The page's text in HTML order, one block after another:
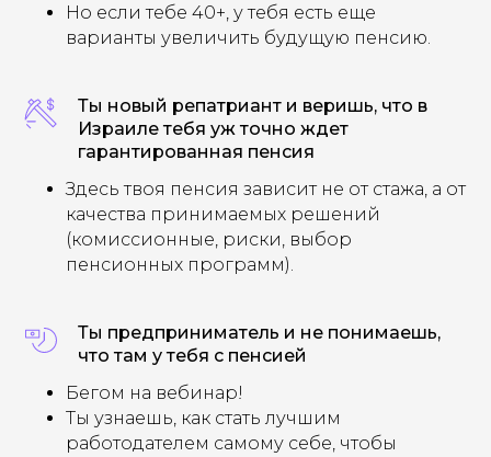
Но если тебе 40+, у тебя есть еще
варианты увеличить будущую пенсию.
Ты новый репатриант и веришь, что в
Израиле тебя уж точно ждет
гарантированная пенсия
Здесь твоя пенсия зависит не от стажа, а от
качества принимаемых решений
(комиссионные, риски, выбор
пенсионных программ).
Ты предприниматель и не понимаешь,
что там у тебя с пенсией
Бегом на вебинар!
Ты узнаешь, как стать лучшим
работодателем самому себе, чтобы